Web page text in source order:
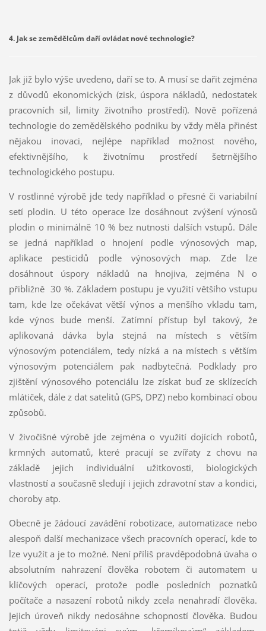
4. Jak se zemědělcům daří ovládat nové technologie?
Jak již bylo výše uvedeno, daří se to. A musí se dařit zejména
z důvodů ekonomických (zisk, úspora nákladů, nedostatek
pracovních sil, limity životního prostředí). Nově pořízená
technologie do zemědělského podniku by vždy měla přinést
nějakou inovaci, nejlépe například možnost nového,
efektivnějšího, k životnímu prostředí šetrnějšího
technologického postupu.
V rostlinné výrobě jde tedy například o přesné či variabilní
setí plodin. U této operace lze dosáhnout zvýšení výnosů
plodin o minimálně 10 % bez nutnosti dalších vstupů. Dále
se jedná například o hnojení podle výnosových map,
aplikace pesticidů podle výnosových map. Zde lze
dosáhnout úspory nákladů na hnojiva, zejména N o
přibližně 30 %. Základem postupu je využití většího vstupu
tam, kde lze očekávat větší výnos a menšího vkladu tam,
kde výnos bude menší. Zatímní přístup byl takový, že
aplikovaná dávka byla stejná na místech s větším
výnosovým potenciálem, tedy nízká a na místech s větším
výnosovým potenciálem pak nadbytečná. Podklady pro
zjištění výnosového potenciálu lze získat buď ze sklízecích
mlátiček, dále z dat satelitů (GPS, DPZ) nebo kombinací obou
způsobů.
V živočišné výrobě jde zejména o využití dojících robotů,
krmných automatů, které pracují se zvířaty z chovu na
základě jejich individuální užitkovosti, biologických
vlastností a současně sledují i jejich zdravotní stav a kondici,
choroby atp.
Obecně je žádoucí zavádění robotizace, automatizace nebo
alespoň další mechanizace všech pracovních operací, kde to
lze využít a je to možné. Není příliš pravděpodobná úvaha o
absolutním nahrazení člověka robotem či automatem u
klíčových operací, protože podle posledních poznatků
počítače a nasazení robotů nikdy zcela nenahradí člověka.
Jejich úroveň nikdy nedosáhne schopností člověka. Budou